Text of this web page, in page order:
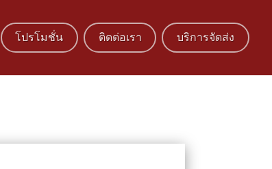
โปรโมชั่น ติดต่อเรา บริการจัดส่ง